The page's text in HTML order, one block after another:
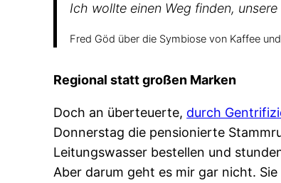
Ich wollte einen Weg finden,
Fred Göd über die Symbiose von Kaffee
Regional statt großen Marken
Doch an überteuerte, durch
Donnerstag die pensionierte
Leitungswasser bestellen und
Aber darum geht es mir gar nicht.